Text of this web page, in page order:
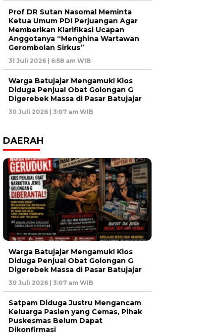
Prof DR Sutan Nasomal Meminta
Ketua Umum PDI Perjuangan Agar
Memberikan Klarifikasi Ucapan
Anggotanya “Menghina Wartawan
Gerombolan Sirkus”
31 Juli 2026 | 6:58 am WIB
Warga Batujajar Mengamuk! Kios
Diduga Penjual Obat Golongan G
Digerebek Massa di Pasar Batujajar
30 Juli 2026 | 3:07 am WIB
DAERAH
Warga Batujajar Mengamuk! Kios
Diduga Penjual Obat Golongan G
Digerebek Massa di Pasar Batujajar
30 Juli 2026 | 3:07 am WIB
Satpam Diduga Justru Mengancam
Keluarga Pasien yang Cemas, Pihak
Puskesmas Belum Dapat
Dikonfirmasi